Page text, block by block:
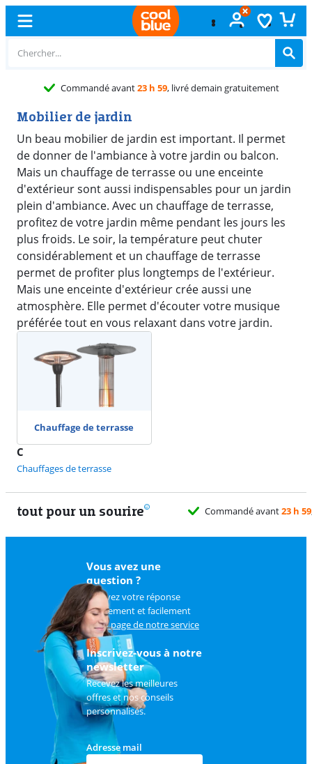
Commandé avant23 h 59, livré demain gratuitement
Mobilier de jardin
Un beau mobilier de jardin est important. Il permet
de donner de l'ambiance à votre jardin ou balcon.
Mais un chauffage de terrasse ou une enceinte
d'extérieur sont aussi indispensables pour un jardin
plein d'ambiance. Avec un chauffage de terrasse,
profitez de votre jardin même pendant les jours les
plus froids. Le soir, la température peut chuter
considérablement et un chauffage de terrasse
permet de profiter plus longtemps de l'extérieur.
Mais une enceinte d'extérieur crée aussi une
atmosphère. Elle permet d'écouter votre musique
préférée tout en vous relaxant dans votre jardin.
Chauffage de terrasse
C
Chauffages de terrasse
tout pour un sourire Commandé avant23 h 59
Vous avez une
question ?
Trouvez votre réponse
rapidement et facilement
surla page de notre service
client.
Inscrivez-vous à notre
newsletter
Recevez les meilleures
offres et nos conseils
personnalisés.
Adresse mail